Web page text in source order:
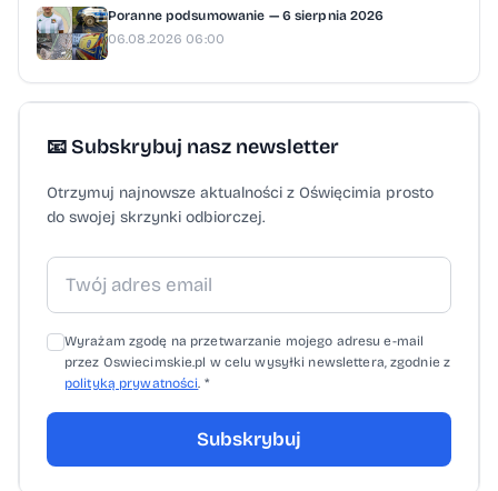
Poranne podsumowanie — 6 sierpnia 2026
06.08.2026 06:00
📧 Subskrybuj nasz newsletter
Otrzymuj najnowsze aktualności z Oświęcimia prosto
do swojej skrzynki odbiorczej.
Wyrażam zgodę na przetwarzanie mojego adresu e-mail
przez Oswiecimskie.pl w celu wysyłki newslettera, zgodnie z
polityką prywatności. *
Subskrybuj